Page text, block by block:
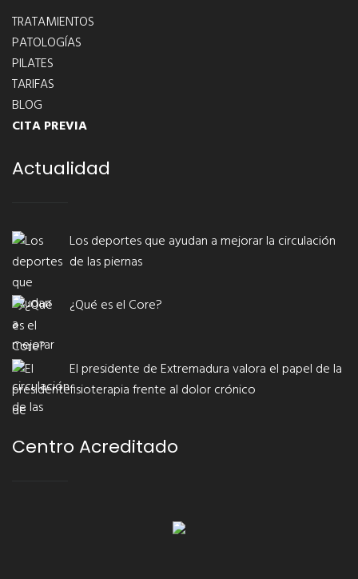
TRATAMIENTOS
PATOLOGÍAS
PILATES
TARIFAS
BLOG
CITA PREVIA
Actualidad
Los deportes que ayudan a mejorar la circulación
de las piernas
¿Qué es el Core?
El presidente de Extremadura valora el papel de la
fisioterapia frente al dolor crónico
Centro Acreditado